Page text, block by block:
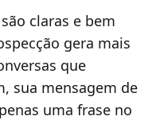
claras e bem
gera mais
que
sua mensagem de
uma frase no